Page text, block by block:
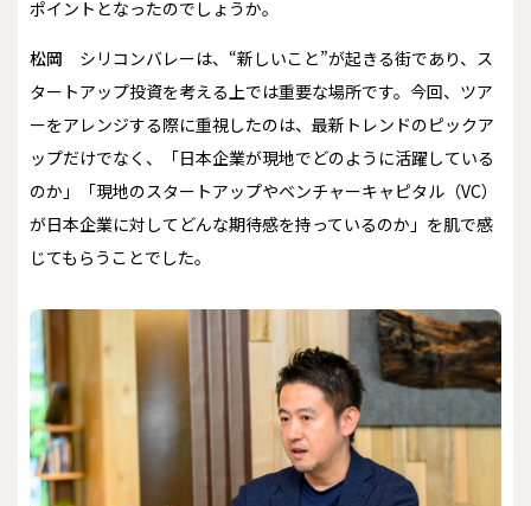
ポイントとなったのでしょうか。
松岡
シリコンバレーは、“新しいこと”が起きる街であり、ス
タートアップ投資を考える上では重要な場所です。今回、ツア
ーをアレンジする際に重視したのは、最新トレンドのピックア
ップだけでなく、「日本企業が現地でどのように活躍している
のか」「現地のスタートアップやベンチャーキャピタル（VC）
が日本企業に対してどんな期待感を持っているのか」を肌で感
じてもらうことでした。